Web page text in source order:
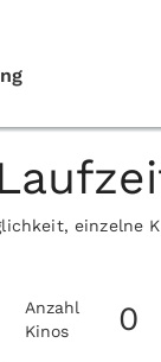
einzelne
Anzahl
Kinos
0